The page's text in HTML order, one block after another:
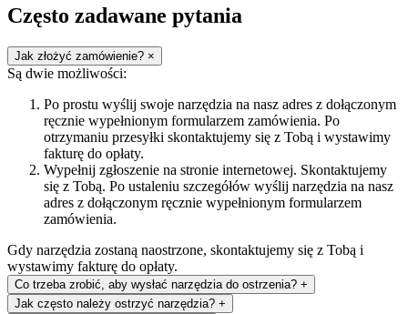
Często zadawane pytania
Jak złożyć zamówienie? ×
Są dwie możliwości:
Po prostu wyślij swoje narzędzia na nasz adres z dołączonym
ręcznie wypełnionym formularzem zamówienia. Po
otrzymaniu przesyłki skontaktujemy się z Tobą i wystawimy
fakturę do opłaty.
Wypełnij zgłoszenie na stronie internetowej. Skontaktujemy
się z Tobą. Po ustaleniu szczegółów wyślij narzędzia na nasz
adres z dołączonym ręcznie wypełnionym formularzem
zamówienia.
Gdy narzędzia zostaną naostrzone, skontaktujemy się z Tobą i
wystawimy fakturę do opłaty.
Co trzeba zrobić, aby wysłać narzędzia do ostrzenia? +
Jak często należy ostrzyć narzędzia? +